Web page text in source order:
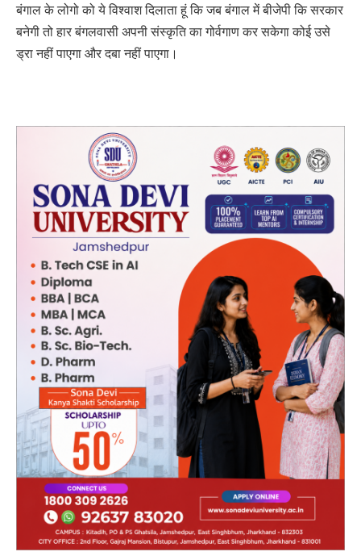
बंगाल के लोगो को ये विश्वाश दिलाता हूं कि जब बंगाल में बीजेपी कि सरकार
बनेगी तो हार बंगलवासी अपनी संस्कृति का गोर्वगाण कर सकेगा कोई उसे
ड्रा नहीं पाएगा और दबा नहीं पाएगा।